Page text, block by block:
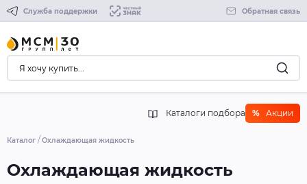
Служба поддержки Обратная связь
Каталоги подбора % Акции
Каталог Охлаждающая жидкость
Охлаждающая жидкость